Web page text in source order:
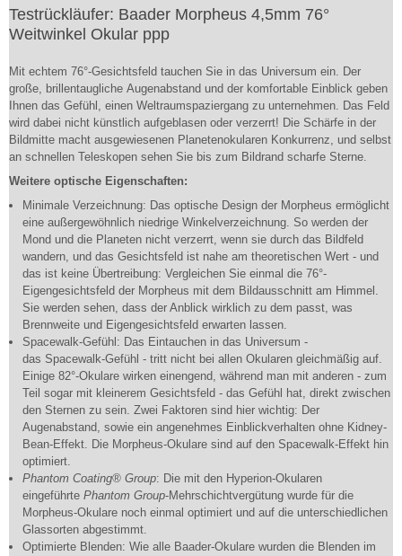
Testrückläufer: Baader Morpheus 4,5mm 76°
Weitwinkel Okular ppp
Mit echtem 76°-Gesichtsfeld tauchen Sie in das Universum ein. Der
große, brillentaugliche Augenabstand und der komfortable Einblick geben
Ihnen das Gefühl, einen Weltraumspaziergang zu unternehmen. Das Feld
wird dabei nicht künstlich aufgeblasen oder verzerrt! Die Schärfe in der
Bildmitte macht ausgewiesenen Planetenokularen Konkurrenz, und selbst
an schnellen Teleskopen sehen Sie bis zum Bildrand scharfe Sterne.
Weitere optische Eigenschaften:
Minimale Verzeichnung: Das optische Design der Morpheus ermöglicht
eine außergewöhnlich niedrige Winkelverzeichnung. So werden der
Mond und die Planeten nicht verzerrt, wenn sie durch das Bildfeld
wandern, und das Gesichtsfeld ist nahe am theoretischen Wert - und
das ist keine Übertreibung: Vergleichen Sie einmal die 76°-
Eigengesichtsfeld der Morpheus mit dem Bildausschnitt am Himmel.
Sie werden sehen, dass der Anblick wirklich zu dem passt, was
Brennweite und Eigengesichtsfeld erwarten lassen.
Spacewalk-Gefühl: Das Eintauchen in das Universum -
das Spacewalk-Gefühl - tritt nicht bei allen Okularen gleichmäßig auf.
Einige 82°-Okulare wirken einengend, während man mit anderen - zum
Teil sogar mit kleinerem Gesichtsfeld - das Gefühl hat, direkt zwischen
den Sternen zu sein. Zwei Faktoren sind hier wichtig: Der
Augenabstand, sowie ein angenehmes Einblickverhalten ohne Kidney-
Bean-Effekt. Die Morpheus-Okulare sind auf den Spacewalk-Effekt hin
optimiert.
Phantom Coating® Group: Die mit den Hyperion-Okularen
eingeführte Phantom Group-Mehrschichtvergütung wurde für die
Morpheus-Okulare noch einmal optimiert und auf die unterschiedlichen
Glassorten abgestimmt.
Optimierte Blenden: Wie alle Baader-Okulare wurden die Blenden im